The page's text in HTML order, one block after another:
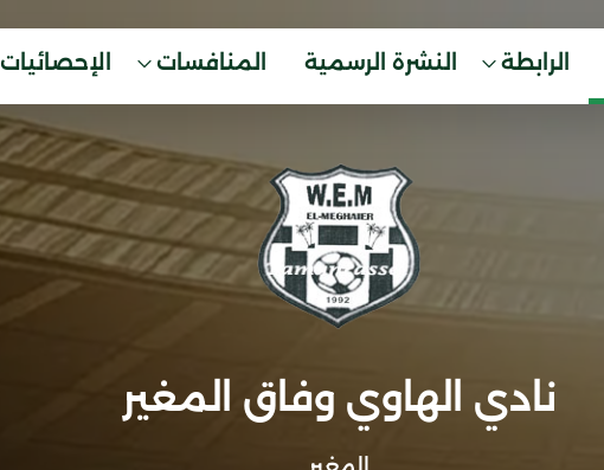
الرابطة النشرة الرسمية المنافسات الإحصائيات
نادي الهاوي وفاق المغير